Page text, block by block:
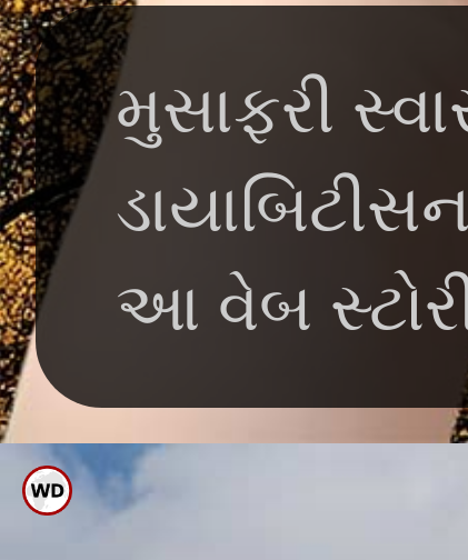
મુસાફરી
આ વેબ